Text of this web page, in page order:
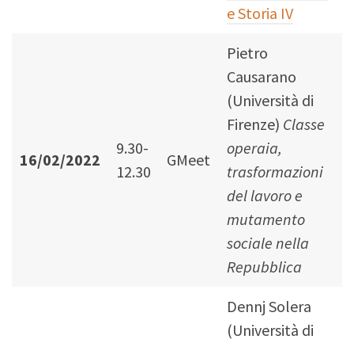
e Storia IV
16/02/2022
9.30-
12.30
GMeet
Pietro
Causarano
(Università di
Firenze) Classe
operaia,
trasformazioni
del lavoro e
mutamento
sociale nella
Repubblica
Dennj Solera
(Università di